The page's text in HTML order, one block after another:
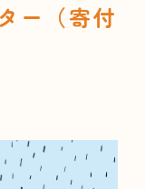
ー（寄付